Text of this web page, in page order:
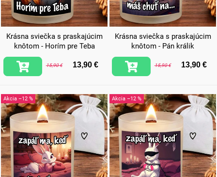
Krásna sviečka s praskajúcim
knôtom - Horím pre Teba
15,90 € 13,90 €
Krásna sviečka s praskajúcim
knôtom - Pán králik
15,90 € 13,90 €
–12 % –12 %